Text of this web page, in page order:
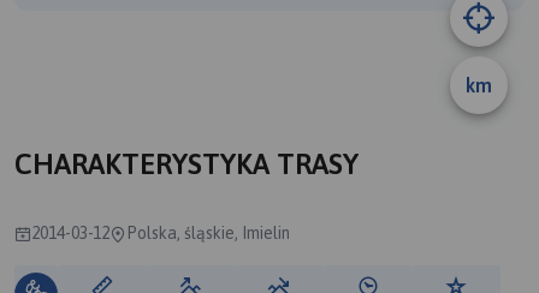
km
CHARAKTERYSTYKA TRASY
2014-03-12 Polska, śląskie, Imielin